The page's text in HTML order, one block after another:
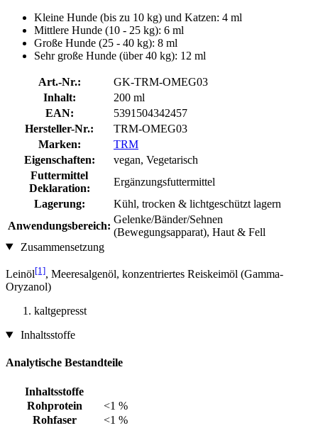
Kleine Hunde (bis zu 10 kg) und Katzen: 4 ml
Mittlere Hunde (10 - 25 kg): 6 ml
Große Hunde (25 - 40 kg): 8 ml
Sehr große Hunde (über 40 kg): 12 ml
Art.-Nr.:
GK-TRM-OMEG03
Inhalt:
200 ml
EAN:
5391504342457
Hersteller-Nr.:
TRM-OMEG03
Marken:
TRM
Eigenschaften:
vegan, Vegetarisch
Futtermittel
Deklaration:
Ergänzungsfuttermittel
Lagerung:
Kühl, trocken & lichtgeschützt lagern
Anwendungsbereich:
Gelenke/Bänder/Sehnen
(Bewegungsapparat), Haut & Fell
Zusammensetzung
Leinöl[1], Meeresalgenöl, konzentriertes Reiskeimöl (Gamma-
Oryzanol)
kaltgepresst
Inhaltsstoffe
Analytische Bestandteile
Inhaltsstoffe
Rohprotein
<1 %
Rohfaser
<1 %